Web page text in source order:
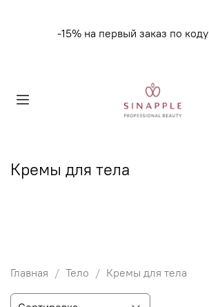
-15% на первый заказ по коду
Кремы для тела
Главная Тело Кремы для тела